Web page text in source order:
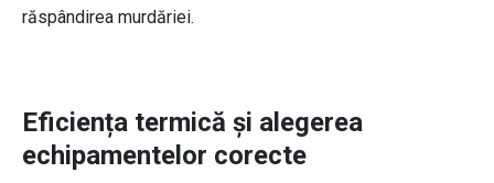
răspândirea murdăriei.
Eficiența termică și alegerea
echipamentelor corecte